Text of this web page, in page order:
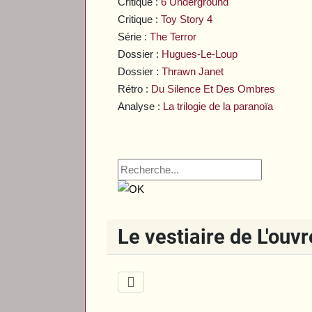
Critique :Toy Story 4
Série :The Terror
Dossier : Hugues-Le-Loup
Dossier :Thrawn Janet
Rétro : Du Silence Et Des Ombres
Analyse : La trilogie de la paranoïa
Le vestiaire de